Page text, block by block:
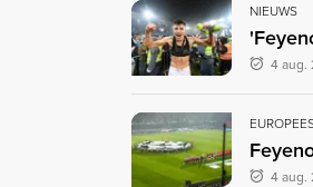
NIEUWS
4 aug.
4 aug.